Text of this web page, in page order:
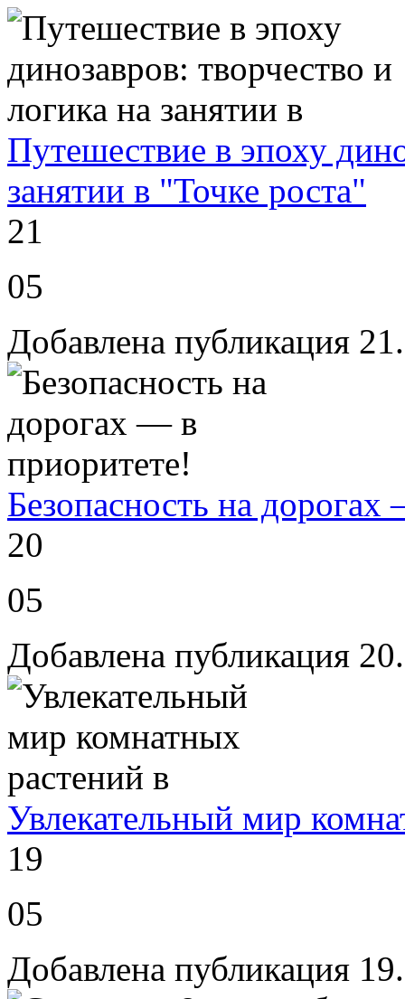
Путешествие в эпоху
занятии в "Точке роста"
21
05
Добавлена публикация
Безопасность на
20
05
Добавлена публикация
Увлекательный мир
19
05
Добавлена публикация